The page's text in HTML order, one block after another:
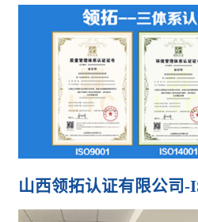
山西领拓认证有限公司-